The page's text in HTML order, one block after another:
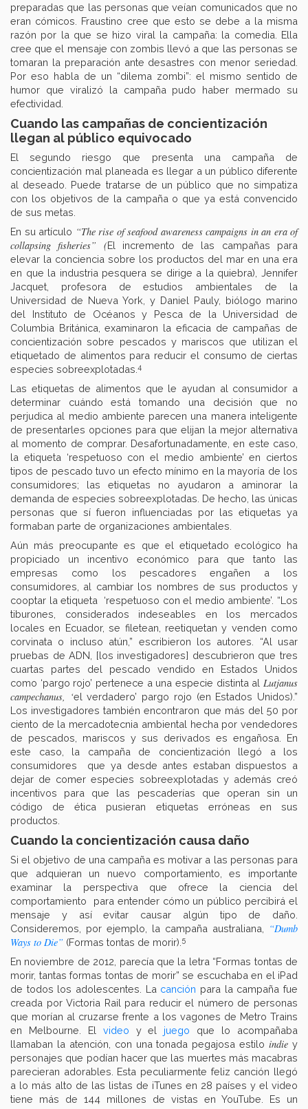
preparadas que las personas que veían comunicados que no
eran cómicos. Fraustino cree que esto se debe a la misma
razón por la que se hizo viral la campaña: la comedia. Ella
cree que el mensaje con zombis llevó a que las personas se
tomaran la preparación ante desastres con menor seriedad.
Por eso habla de un “dilema zombi”: el mismo sentido de
humor que viralizó la campaña pudo haber mermado su
efectividad.
Cuando las campañas de concientización
llegan al público equivocado
El segundo riesgo que presenta una campaña de
concientización mal planeada es llegar a un público diferente
al deseado. Puede tratarse de un público que no simpatiza
con los objetivos de la campaña o que ya está convencido
de sus metas.
En su artículo “The rise of seafood awareness campaigns in an era of
collapsing fisheries” (El incremento de las campañas para
elevar la conciencia sobre los productos del mar en una era
en que la industria pesquera se dirige a la quiebra), Jennifer
Jacquet, profesora de estudios ambientales de la
Universidad de Nueva York, y Daniel Pauly, biólogo marino
del Instituto de Océanos y Pesca de la Universidad de
Columbia Británica, examinaron la eficacia de campañas de
concientización sobre pescados y mariscos que utilizan el
etiquetado de alimentos para reducir el consumo de ciertas
especies sobreexplotadas. 4
Las etiquetas de alimentos que le ayudan al consumidor a
determinar cuándo está tomando una decisión que no
perjudica al medio ambiente parecen una manera inteligente
de presentarles opciones para que elijan la mejor alternativa
al momento de comprar. Desafortunadamente, en este caso,
la etiqueta ‘respetuoso con el medio ambiente’ en ciertos
tipos de pescado tuvo un efecto mínimo en la mayoría de los
consumidores; las etiquetas no ayudaron a aminorar la
demanda de especies sobreexplotadas. De hecho, las únicas
personas que sí fueron influenciadas por las etiquetas ya
formaban parte de organizaciones ambientales.
Aún más preocupante es que el etiquetado ecológico ha
propiciado un incentivo económico para que tanto las
empresas como los pescadores engañen a los
consumidores, al cambiar los nombres de sus productos y
cooptar la etiqueta ‘respetuoso con el medio ambiente’. “Los
tiburones, considerados indeseables en los mercados
locales en Ecuador, se filetean, reetiquetan y venden como
corvinata o incluso atún,” escribieron los autores. “Al usar
pruebas de ADN, [los investigadores] descubrieron que tres
cuartas partes del pescado vendido en Estados Unidos
como ‘pargo rojo’ pertenece a una especie distinta al Lutjanus
campechanus, ‘el verdadero’ pargo rojo (en Estados Unidos).”
Los investigadores también encontraron que más del 50 por
ciento de la mercadotecnia ambiental hecha por vendedores
de pescados, mariscos y sus derivados es engañosa. En
este caso, la campaña de concientización llegó a los
consumidores que ya desde antes estaban dispuestos a
dejar de comer especies sobreexplotadas y además creó
incentivos para que las pescaderías que operan sin un
código de ética pusieran etiquetas erróneas en sus
productos.
Cuando la concientización causa daño
Si el objetivo de una campaña es motivar a las personas para
que adquieran un nuevo comportamiento, es importante
examinar la perspectiva que ofrece la ciencia del
comportamiento para entender cómo un público percibirá el
mensaje y así evitar causar algún tipo de daño.
Consideremos, por ejemplo, la campaña australiana,
“Dumb
Ways to Die” (Formas tontas de morir). 5
En noviembre de 2012, parecía que la letra “Formas tontas de
morir, tantas formas tontas de morir” se escuchaba en el iPad
de todos los adolescentes. La canción para la campaña fue
creada por Victoria Rail para reducir el número de personas
que morían al cruzarse frente a los vagones de Metro Trains
en Melbourne. El
video y el juego que lo acompañaba
llamaban la atención, con una tonada pegajosa estiloindie y
personajes que podían hacer que las muertes más macabras
parecieran adorables. Esta peculiarmente feliz canción llegó
a lo más alto de las listas de iTunes en 28 países y el video
tiene más de 144 millones de vistas en YouTube. Es un